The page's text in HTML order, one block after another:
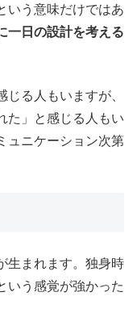
いう意味だけではあ
一日の設計を考える
る人もいますが、
た」と感じる人もい
ュニケーション次第
生まれます。独身時
いう感覚が強かった